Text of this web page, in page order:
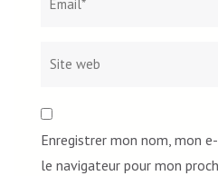
Enregistrer mon nom, mon
le navigateur pour mon